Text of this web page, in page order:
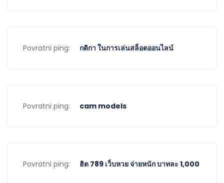
Povratni ping: กติกา ในการเล่นสล็อตออนไลน์
Povratni ping: cam models
Povratni ping: ฮิต 789 เว็บหวย จ่ายหนัก บาทละ 1,000